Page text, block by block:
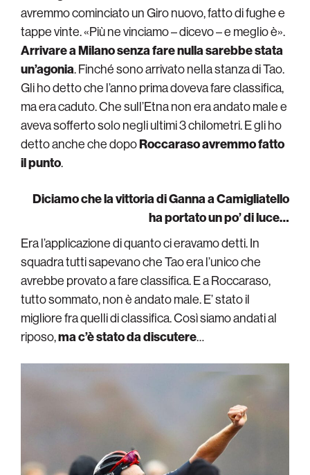
avremmo cominciato un Giro nuovo, fatto di fughe e
tappe vinte. «Più ne vinciamo – dicevo – e meglio è».
Arrivare a Milano senza fare nulla sarebbe stata
un’agonia. Finché sono arrivato nella stanza di Tao.
Gli ho detto che l’anno prima doveva fare classifica,
ma era caduto. Che sull’Etna non era andato male e
aveva sofferto solo negli ultimi 3 chilometri. E gli ho
detto anche che dopoRoccaraso avremmo fatto
il punto.
Diciamo che la vittoria di Ganna a Camigliatello
ha portato un po’ di luce…
Era l’applicazione di quanto ci eravamo detti. In
squadra tutti sapevano che Tao era l’unico che
avrebbe provato a fare classifica. E a Roccaraso,
tutto sommato, non è andato male. E’ stato il
migliore fra quelli di classifica. Così siamo andati al
riposo,ma c’è stato da discutere…